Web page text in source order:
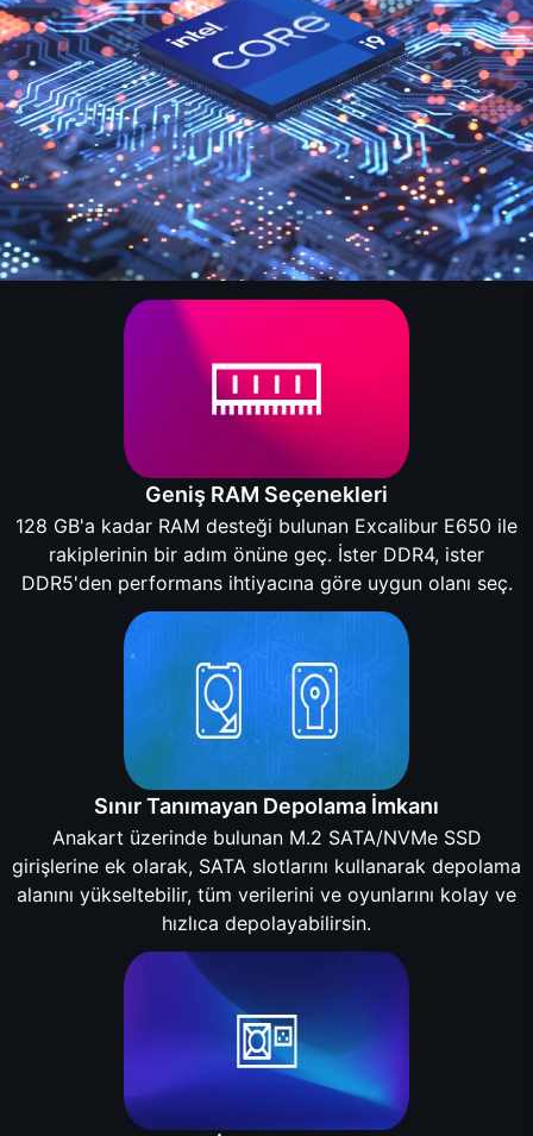
Geniş RAM Seçenekleri
128 GB'a kadar RAM desteği bulunan Excalibur E650 ile
rakiplerinin bir adım önüne geç. İster DDR4, ister
DDR5'den performans ihtiyacına göre uygun olanı seç.
Sınır Tanımayan Depolama İmkanı
Anakart üzerinde bulunan M.2 SATA/NVMe SSD
girişlerine ek olarak, SATA slotlarını kullanarak depolama
alanını yükseltebilir, tüm verilerini ve oyunlarını kolay ve
hızlıca depolayabilirsin.